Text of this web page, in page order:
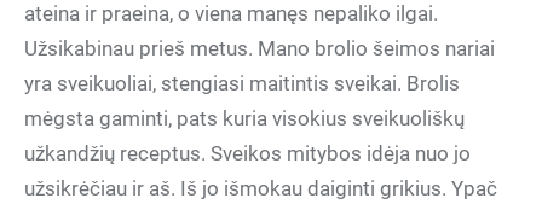
ateina ir praeina, o viena manęs nepaliko ilgai.
Užsikabinau prieš metus. Mano brolio šeimos nariai
yra sveikuoliai, stengiasi maitintis sveikai. Brolis
mėgsta gaminti, pats kuria visokius sveikuoliškų
užkandžių receptus. Sveikos mitybos idėja nuo jo
užsikrėčiau ir aš. Iš jo išmokau daiginti grikius. Ypač